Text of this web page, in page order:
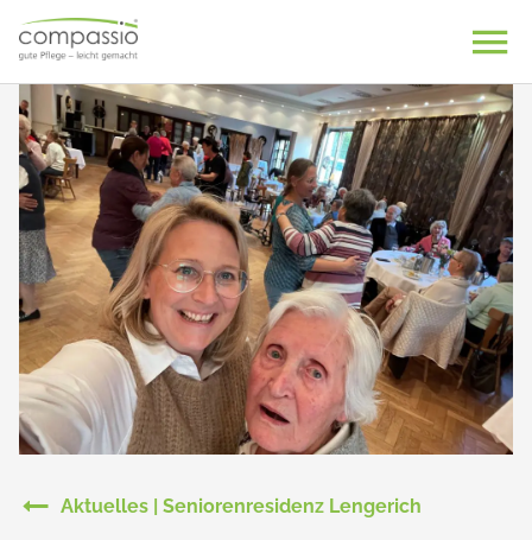
content
Aktuelles | Seniorenresidenz Lengerich